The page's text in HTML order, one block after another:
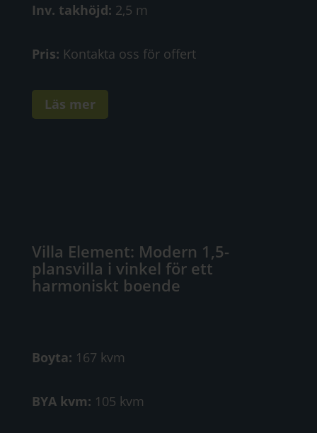
Inv. takhöjd: 2,5 m
Pris: Kontakta oss för offert
Läs mer
Villa Element: Modern 1,5-
plansvilla i vinkel för ett
harmoniskt boende
Boyta: 167 kvm
BYA kvm: 105 kvm